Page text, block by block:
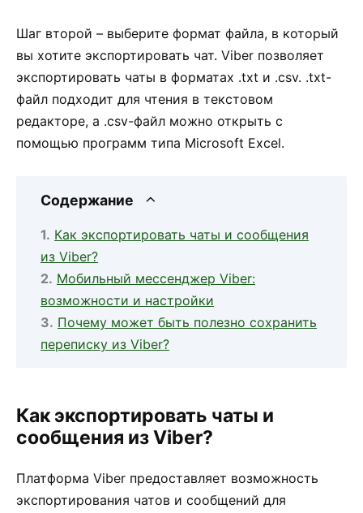
Шаг второй – выберите формат файла, в который
вы хотите экспортировать чат. Viber позволяет
экспортировать чаты в форматах .txt и .csv. .txt-
файл подходит для чтения в текстовом
редакторе, а .csv-файл можно открыть с
помощью программ типа Microsoft Excel.
Содержание
Как экспортировать чаты и сообщения
из Viber?
Мобильный мессенджер Viber:
возможности и настройки
Почему может быть полезно сохранить
переписку из Viber?
Как экспортировать чаты и
сообщения из Viber?
Платформа Viber предоставляет возможность
экспортирования чатов и сообщений для